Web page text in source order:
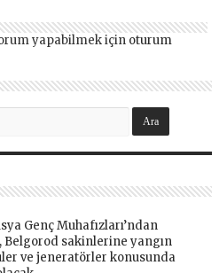
yapabilmek için oturum
Genç Muhafızları’ndan
Belgorod sakinlerine yangın
ve jeneratörler konusunda